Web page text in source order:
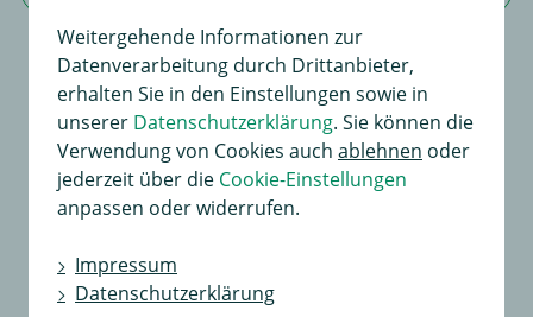
Für dieses Produkt existiert noch keine
Bewertung
An dieser Stelle haben Sie die Möglichkeit, Ihre
Meinungen und Erfahrungen über dieses Produkt zu
Sie liefern so anderen Interessenten wertvolle
Informationen beim Kauf.
Weitergehende Informationen zur
Datenverarbeitung durch Drittanbieter,
erhalten Sie in den Einstellungen sowie in
unserer Datenschutzerklärung. Sie können die
Verwendung von Cookies auch ablehnen oder
jederzeit über die Cookie-Einstellungen
anpassen oder widerrufen.
Impressum
Datenschutzerklärung